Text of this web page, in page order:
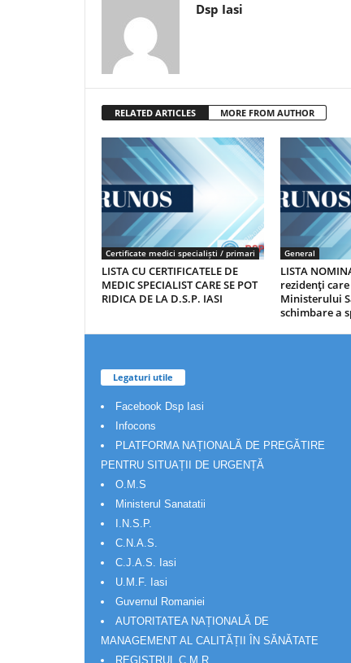
Dsp Iasi
RELATED ARTICLES MORE FROM AUTHOR
Certificate medici specialiști / primari
LISTA CU CERTIFICATELE DE
MEDIC SPECIALIST CARE SE POT
RIDICA DE LA D.S.P. IASI
General
LISTA
rezidenţi
Ministerului
schimbare a
Legaturi utile
Facebook Dsp Iasi
Infocons
PLATFORMA NAȚIONALĂ DE PREGĂTIRE
PENTRU SITUAȚII DE URGENȚĂ
O.M.S
Ministerul Sanatatii
I.N.S.P.
C.N.A.S.
C.J.A.S. Iasi
U.M.F. Iasi
Guvernul Romaniei
AUTORITATEA NAȚIONALĂ DE
MANAGEMENT AL CALITĂȚII ÎN SĂNĂTATE
REGISTRUL C.M.R.